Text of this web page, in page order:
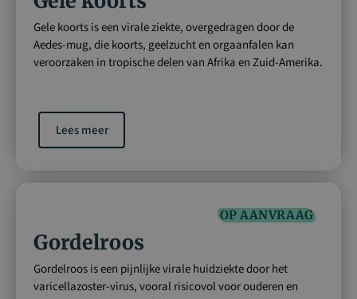
Gele koorts is een virale ziekte, overgedragen door de
Aedes-mug, die koorts, geelzucht en orgaanfalen kan
veroorzaken in tropische delen van Afrika en Zuid-Amerika.
Lees meer
OP AANVRAAG
Gordelroos
Gordelroos is een pijnlijke virale huidziekte door het
varicellazoster-virus, vooral risicovol voor ouderen en